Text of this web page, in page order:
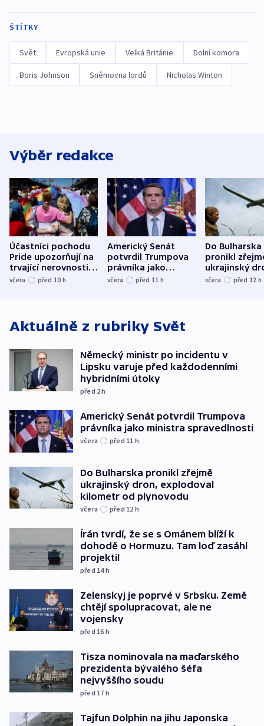
ŠTÍTKY
Svět Evropská unie Velká Británie Dolní komora
Boris Johnson Sněmovna lordů Nicholas Winton
Výběr redakce
Účastníci pochodu
Pride upozorňují na
trvající nerovnosti i
společenskou
včera před 10 h
Americký Senát
potvrdil Trumpova
právníka jako
ministra
včera před 11 h
Do Bulharska
pronikl
ukrajinský
explodoval
včera před 12 h
Aktuálně z rubriky Svět
Německý ministr po incidentu v
Lipsku varuje před každodenními
hybridními útoky
před 2h
Americký Senát potvrdil Trumpova
právníka jako ministra spravedlnosti
včera před 11 h
Do Bulharska pronikl zřejmě
ukrajinský dron, explodoval
kilometr od plynovodu
včera před 12 h
Írán tvrdí, že se s Ománem blíží k
dohodě o Hormuzu. Tam loď zasáhl
projektil
před 14h
Zelenskyj je poprvé v Srbsku. Země
chtějí spolupracovat, ale ne
vojensky
před 16 h
Tisza nominovala na maďarského
prezidenta bývalého šéfa
nejvyššího soudu
před 17 h
Tajfun Dolphin na jihu Japonska